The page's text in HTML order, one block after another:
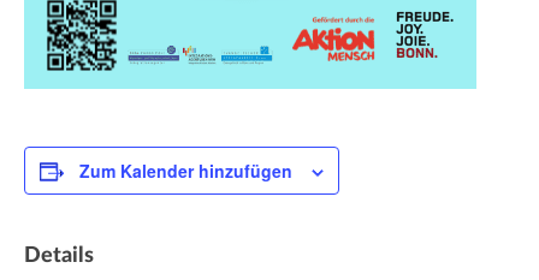
Zum Kalender hinzufügen
Details